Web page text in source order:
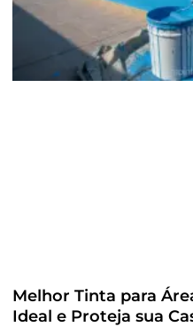
Melhor Tinta para
Ideal e Proteja sua